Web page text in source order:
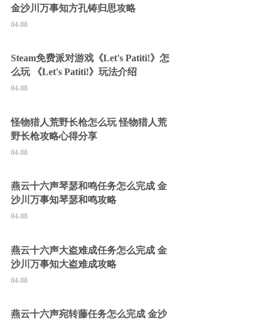
金沙川万事知方孔铸归思攻略
04-08
Steam免费派对游戏《Let's Patiti!》怎
么玩 《Let's Patiti!》玩法介绍
04-08
怪物猎人荒野长枪怎么玩 怪物猎人荒
野长枪攻略心得分享
04-08
燕云十六声琴瑟和鸣任务怎么完成 金
沙川万事知琴瑟和鸣攻略
04-08
燕云十六声大盗难成任务怎么完成 金
沙川万事知大盗难成攻略
04-08
燕云十六声宛转藤任务怎么完成 金沙